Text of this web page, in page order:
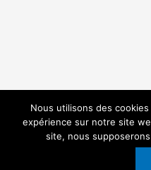
Nous utilisons des
expérience sur notre site
site, nous